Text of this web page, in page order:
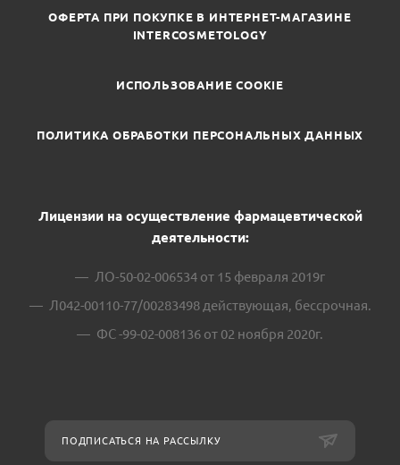
ОФЕРТА ПРИ ПОКУПКЕ В ИНТЕРНЕТ-МАГАЗИНЕ
INTERCOSMETOLOGY
ИСПОЛЬЗОВАНИЕ COOKIE
ПОЛИТИКА ОБРАБОТКИ ПЕРСОНАЛЬНЫХ ДАННЫХ
Лицензии на осуществление фармацевтической
деятельности:
ЛО-50-02-006534 от 15 февраля 2019г
Л042-00110-77/00283498 действующая, бессрочная.
ФС -99-02-008136 от 02 ноября 2020г.
ПОДПИСАТЬСЯ НА РАССЫЛКУ